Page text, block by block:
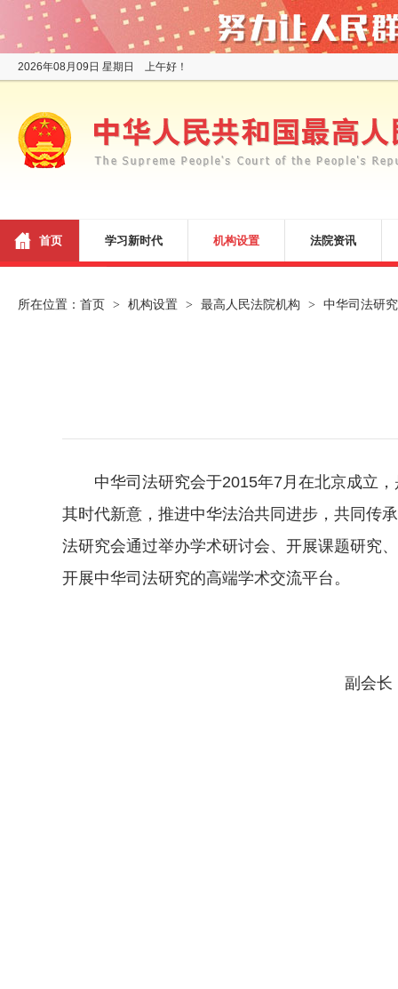
2026年08月09日 星期日 上午好！
首页 学习新时代 机构设置 法院资讯
所在位置： 首页 > 机构设置 > 最高人民法院机构 > 中华司法研
中华司法研究会于2015年7月在北京成立
其时代新意，推进中华法治共同进步，共同传
法研究会通过举办学术研讨会、开展课题研究
开展中华司法研究的高端学术交流平台。
副会长